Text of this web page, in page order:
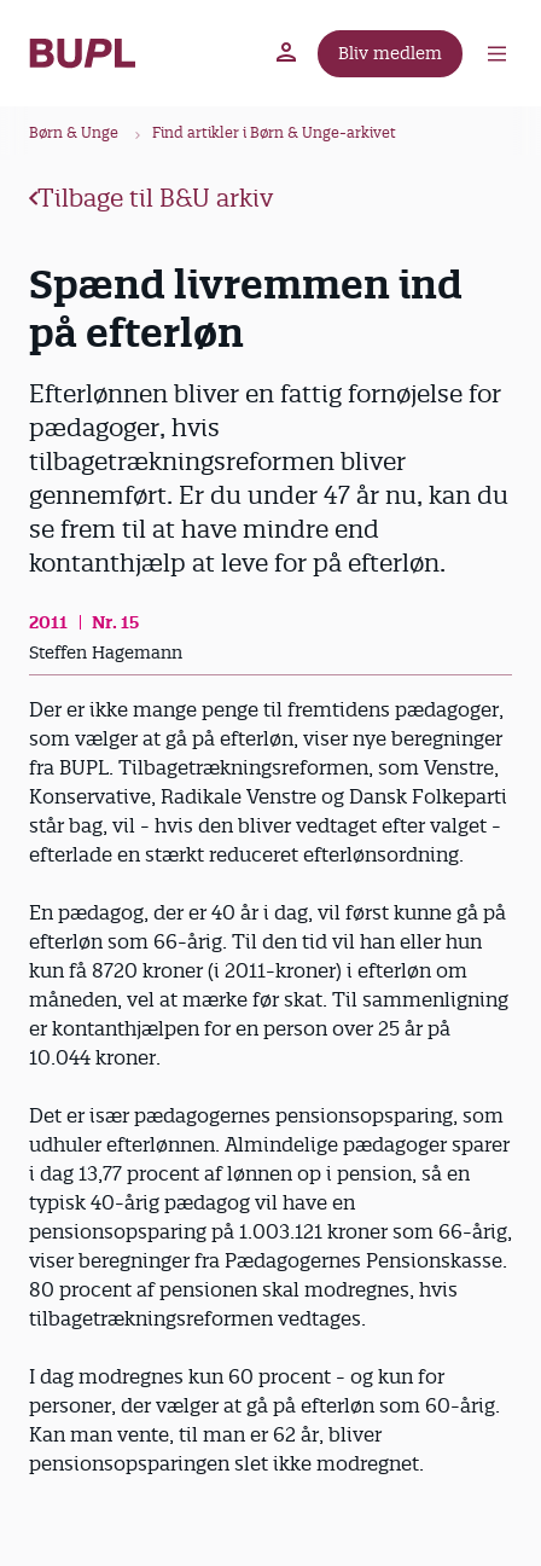
Bliv medlem
Børn & Unge Find artikler i Børn & Unge-arkivet
Tilbage til B&U arkiv
Spænd livremmen ind
på efterløn
Efterlønnen bliver en fattig fornøjelse for
pædagoger, hvis
tilbagetrækningsreformen bliver
gennemført. Er du under 47 år nu, kan du
se frem til at have mindre end
kontanthjælp at leve for på efterløn.
2011
Nr. 15
Steffen Hagemann
Der er ikke mange penge til fremtidens pædagoger,
som vælger at gå på efterløn, viser nye beregninger
fra BUPL. Tilbagetrækningsreformen, som Venstre,
Konservative, Radikale Venstre og Dansk Folkeparti
står bag, vil - hvis den bliver vedtaget efter valget -
efterlade en stærkt reduceret efterlønsordning.
En pædagog, der er 40 år i dag, vil først kunne gå på
efterløn som 66-årig. Til den tid vil han eller hun
kun få 8720 kroner (i 2011-kroner) i efterløn om
måneden, vel at mærke før skat. Til sammenligning
er kontanthjælpen for en person over 25 år på
10.044 kroner.
Det er især pædagogernes pensionsopsparing, som
udhuler efterlønnen. Almindelige pædagoger sparer
i dag 13,77 procent af lønnen op i pension, så en
typisk 40-årig pædagog vil have en
pensionsopsparing på 1.003.121 kroner som 66-årig,
viser beregninger fra Pædagogernes Pensionskasse.
80 procent af pensionen skal modregnes, hvis
tilbagetrækningsreformen vedtages.
I dag modregnes kun 60 procent - og kun for
personer, der vælger at gå på efterløn som 60-årig.
Kan man vente, til man er 62 år, bliver
pensionsopsparingen slet ikke modregnet.